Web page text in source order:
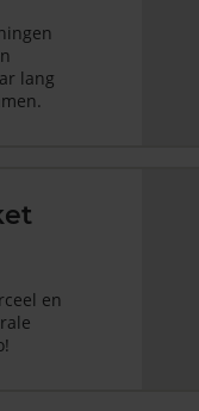
lang
en